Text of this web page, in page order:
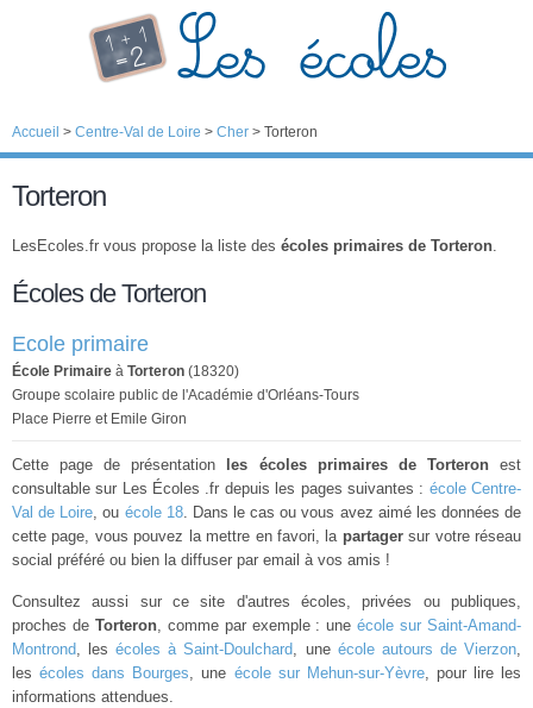
Accueil > Centre-Val de Loire > Cher > Torteron
Torteron
LesEcoles.fr vous propose la liste des écoles primaires de Torteron.
Écoles de Torteron
Ecole primaire
École Primaire à Torteron (18320)
Groupe scolaire public de l'Académie d'Orléans-Tours
Place Pierre et Emile Giron
Cette page de présentation les écoles primaires de Torteronest
consultable sur Les Écoles .fr depuis les pages suivantes : école Centre-
Val de Loire, ou école 18. Dans le cas ou vous avez aimé les données de
cette page, vous pouvez la mettre en favori, la partagersur votre réseau
social préféré ou bien la diffuser par email à vos amis !
Consultez aussi sur ce site d'autres écoles, privées ou publiques,
proches de Torteron, comme par exemple : uneécole sur Saint-Amand-
Montrond, lesécoles à Saint-Doulchard, une école autours de Vierzon,
lesécoles dans Bourges, une école sur Mehun-sur-Yèvre, pour lire les
informations attendues.